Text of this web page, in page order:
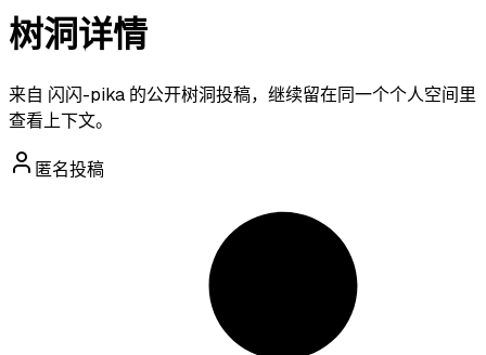
树洞详情
来自 闪闪-pika 的公开树洞投稿，继续留在同一个个人空间里
查看上下文。
匿名投稿